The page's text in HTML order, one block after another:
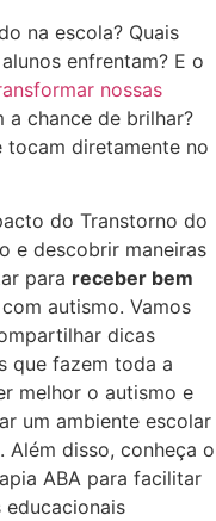
na escola? Quais
enfrentam? E o
nossas
a chance de brilhar?
tocam diretamente no
do Transtorno do
e descobrir maneiras
para receber bem
autismo. Vamos
dicas
que fazem toda a
melhor o autismo e
um ambiente escolar
Além disso, conheça o
ABA para facilitar